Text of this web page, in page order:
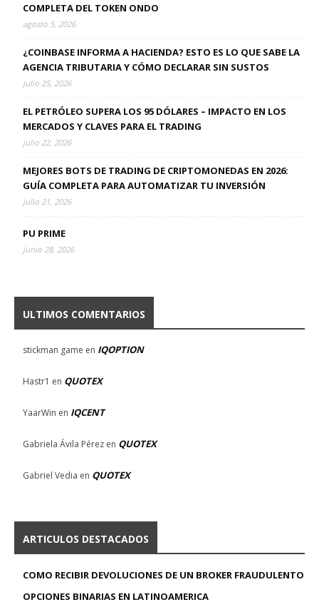
COMPLETA DEL TOKEN ONDO
agosto 5, 2026
¿COINBASE INFORMA A HACIENDA? ESTO ES LO QUE SABE LA
AGENCIA TRIBUTARIA Y CÓMO DECLARAR SIN SUSTOS
julio 25, 2026
EL PETRÓLEO SUPERA LOS 95 DÓLARES – IMPACTO EN LOS
MERCADOS Y CLAVES PARA EL TRADING
julio 22, 2026
MEJORES BOTS DE TRADING DE CRIPTOMONEDAS EN 2026:
GUÍA COMPLETA PARA AUTOMATIZAR TU INVERSIÓN
julio 21, 2026
PU PRIME
junio 28, 2026
ULTIMOS COMENTARIOS
stickman game en IQOPTION
Hastr1 en QUOTEX
YaarWin en IQCENT
Gabriela Ávila Pérez en QUOTEX
Gabriel Vedia en QUOTEX
ARTICULOS DESTACADOS
COMO RECIBIR DEVOLUCIONES DE UN BROKER FRAUDULENTO
OPCIONES BINARIAS EN LATINOAMERICA